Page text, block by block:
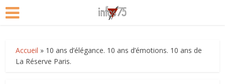
Accueil » 10 ans d’élégance. 10 ans d’émotions. 10 ans de
La Réserve Paris.